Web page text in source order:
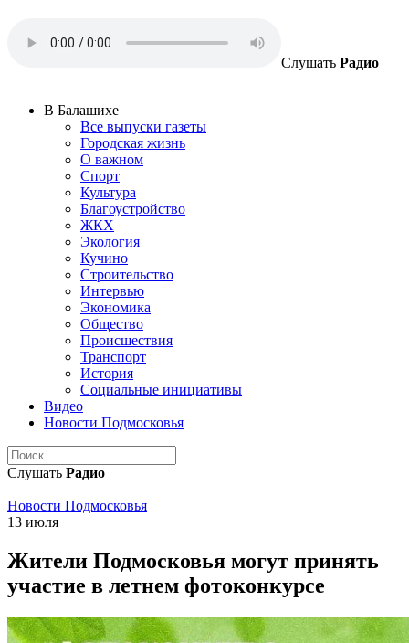
Слушать Радио
В Балашихе
Все выпуски газеты
Городская жизнь
О важном
Спорт
Культура
Благоустройство
ЖКХ
Экология
Кучино
Строительство
Интервью
Экономика
Общество
Происшествия
Транспорт
История
Социальные инициативы
Видео
Новости Подмосковья
Слушать Радио
Новости Подмосковья
13 июля
Жители Подмосковья могут принять
участие в летнем фотоконкурсе